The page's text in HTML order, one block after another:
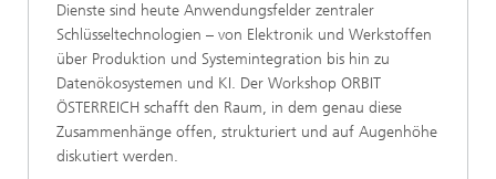
Dienste sind heute Anwendungsfelder zentraler
Schlüsseltechnologien – von Elektronik und Werkstoffen
über Produktion und Systemintegration bis hin zu
Datenökosystemen und KI. Der Workshop ORBIT
ÖSTERREICH schafft den Raum, in dem genau diese
Zusammenhänge offen, strukturiert und auf Augenhöhe
diskutiert werden.